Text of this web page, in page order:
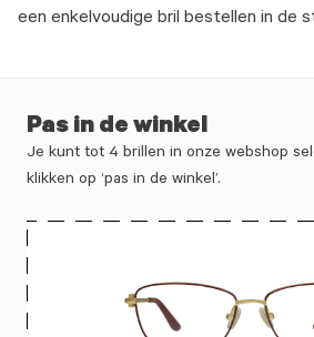
een enkelvoudige bril bestellen in de
Pas in de winkel
Je kunt tot 4 brillen in onze webshop
klikken op ‘pas in de winkel’.